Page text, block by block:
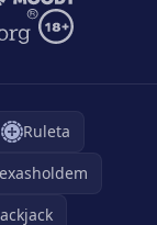
Ruleta